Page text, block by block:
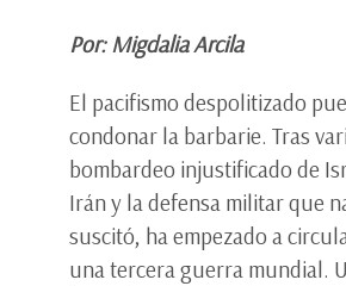
Por: Migdalia Arcila
El pacifismo despolitizado
condonar la barbarie. Tras
bombardeo injustificado de
Irán y la defensa militar que
suscitó, ha empezado a
una tercera guerra mundial.